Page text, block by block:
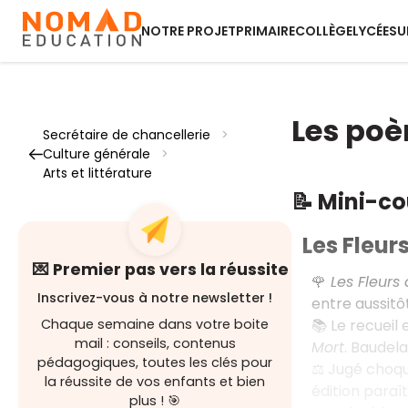
NOTRE PROJETPRIMAIRECOLLÈGELYCÉE
Secrétaire de chancellerie
>
Culture générale
>
Arts et littérature
💌 Premier pas vers la réussite
Inscrivez-vous à notre newsletter !
Chaque semaine dans votre boite
mail : conseils, contenus
pédagogiques, toutes les clés pour
la réussite de vos enfants et bien
plus ! 🎯
Les
📝 Mini-
Les
🌹 Les Fleurs
entre
📚 Le
Mort.
⚖️ Jugé